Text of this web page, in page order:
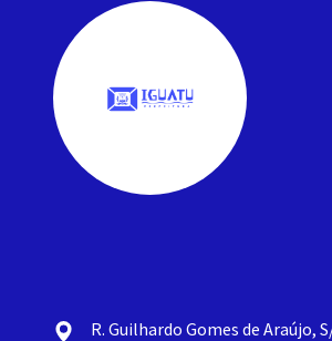
R. Guilhardo Gomes de Araújo,